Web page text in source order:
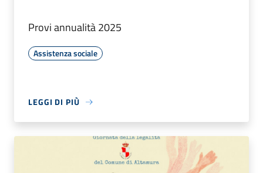
Provi annualità 2025
Assistenza sociale
LEGGI DI PIÙ